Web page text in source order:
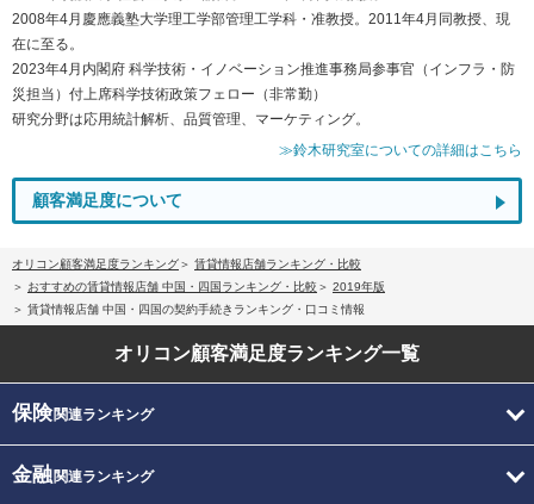
2008年4月慶應義塾大学理工学部管理工学科・准教授。2011年4月同教授、現
在に至る。
2023年4月内閣府 科学技術・イノベーション推進事務局参事官（インフラ・防
災担当）付上席科学技術政策フェロー（非常勤）
研究分野は応用統計解析、品質管理、マーケティング。
≫鈴木研究室についての詳細はこちら
顧客満足度について
オリコン顧客満足度ランキング
賃貸情報店舗ランキング・比較
おすすめの賃貸情報店舗 中国・四国ランキング・比較
2019年版
賃貸情報店舗 中国・四国の契約手続きランキング・口コミ情報
オリコン顧客満足度ランキング一覧
保険関連ランキング
金融関連ランキング